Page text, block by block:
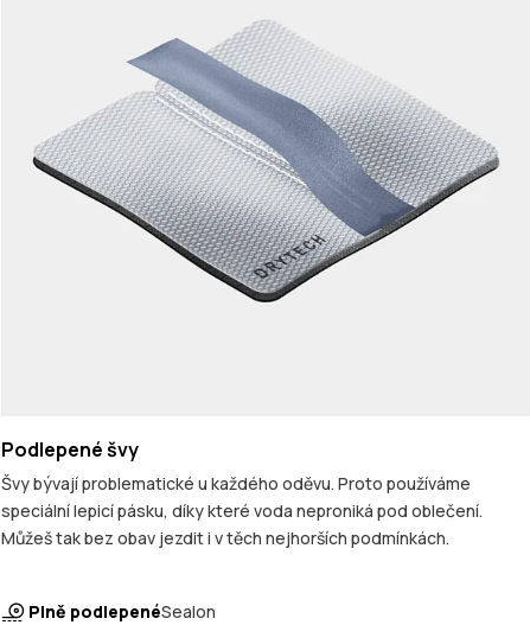
Podlepené švy
Švy bývají problematické u každého oděvu. Proto používáme
speciální lepicí pásku, díky které voda neproniká pod oblečení.
Můžeš tak bez obav jezdit i v těch nejhorších podmínkách.
Plně podlepenéSealon